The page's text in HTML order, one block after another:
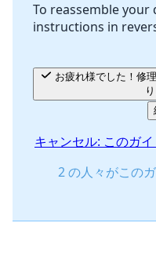
To reassemble your
instructions in
キャンセル: このガ
2 の人々がこの